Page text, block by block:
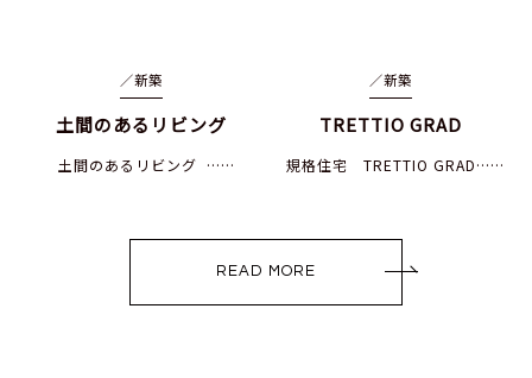
／新築
土間のあるリビング
土間のあるリビング ……
／新築
TRETTIO GRAD
規格住宅 TRETTIO GRAD……
READ MORE